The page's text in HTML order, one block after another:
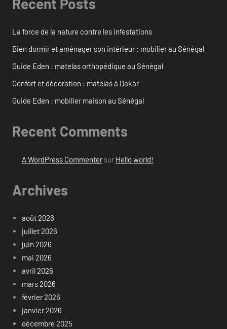
La force de la nature contre les infestations
Bien dormir et aménager son intérieur : mobilier au Sénégal
Guide Eden : matelas orthopédique au Sénégal
Confort et décoration : matelas à Dakar
Guide Eden : mobilier maison au Sénégal
Recent Comments
A WordPress Commentersur Hello world!
Archives
août 2026
juillet 2026
juin 2026
mai 2026
avril 2026
mars 2026
février 2026
janvier 2026
décembre 2025